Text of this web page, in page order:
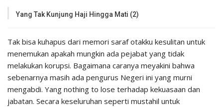
Yang Tak Kunjung Haji Hingga Mati (2)
Tak bisa kuhapus dari memori saraf otakku kesulitan untuk
menemukan apakah mungkin ada pejabat yang tidak
melakukan korupsi. Bagaimana caranya meyakini bahwa
sebenarnya masih ada pengurus Negeri ini yang murni
mengabdi. Yang nothing to lose terhadap kekuasaan dan
jabatan. Secara keseluruhan seperti mustahil untuk